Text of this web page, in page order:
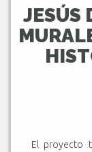
JESÚS
El proyecto